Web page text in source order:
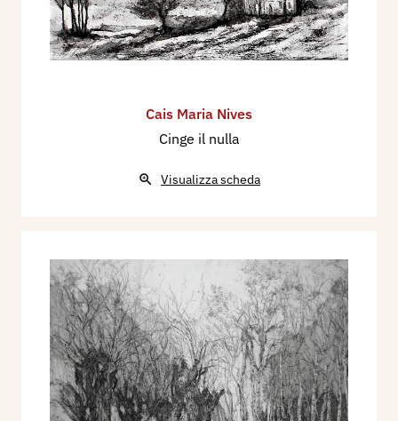
Cais Maria Nives
Cinge il nulla
Visualizza scheda